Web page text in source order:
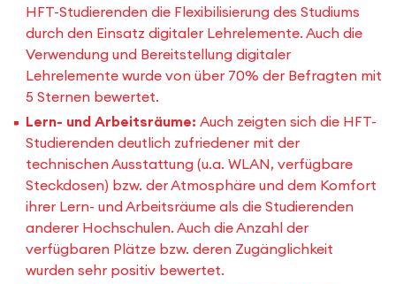
HFT-Studierenden die Flexibilisierung des Studiums
durch den Einsatz digitaler Lehrelemente. Auch die
Verwendung und Bereitstellung digitaler
Lehrelemente wurde von über 70% der Befragten mit
5 Sternen bewertet.
Lern- und Arbeitsräume: Auch zeigten sich die HFT-
Studierenden deutlich zufriedener mit der
technischen Ausstattung (u.a. WLAN, verfügbare
Steckdosen) bzw. der Atmosphäre und dem Komfort
ihrer Lern- und Arbeitsräume als die Studierenden
anderer Hochschulen. Auch die Anzahl der
verfügbaren Plätze bzw. deren Zugänglichkeit
wurden sehr positiv bewertet.